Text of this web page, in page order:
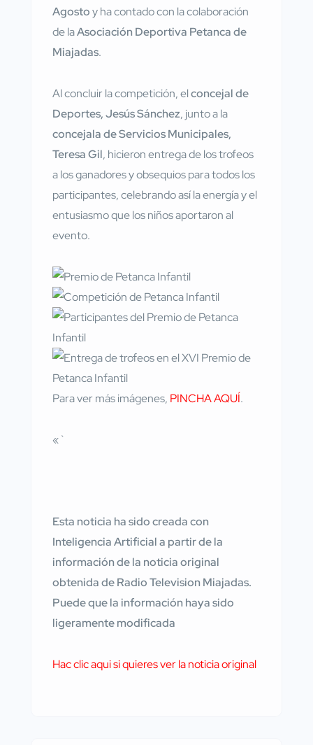
Agostoy ha contado con la colaboración
de laAsociación Deportiva Petanca de
Miajadas.
Al concluir la competición, elconcejal de
Deportes, Jesús Sánchez, junto a la
concejala de Servicios Municipales,
Teresa Gil, hicieron entrega de los trofeos
a los ganadores y obsequios para todos los
participantes, celebrando así la energía y el
entusiasmo que los niños aportaron al
evento.
Para ver más imágenes, PINCHA AQUÍ.
«`
Esta noticia ha sido creada con
Inteligencia Artificial a partir de la
información de la noticia original
obtenida de Radio Television Miajadas.
Puede que la información haya sido
ligeramente modificada
Hac clic aqui si quieres ver la noticia original